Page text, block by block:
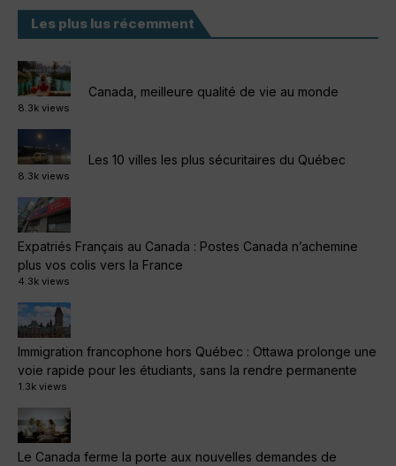
Les plus lus récemment
Canada, meilleure qualité de vie au monde
8.3k views
Les 10 villes les plus sécuritaires du Québec
8.3k views
Expatriés Français au Canada : Postes Canada n’achemine
plus vos colis vers la France
4.3k views
Immigration francophone hors Québec : Ottawa prolonge une
voie rapide pour les étudiants, sans la rendre permanente
1.3k views
Le Canada ferme la porte aux nouvelles demandes de